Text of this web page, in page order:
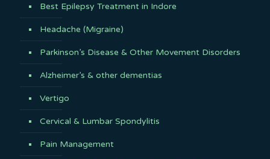
Best Epilepsy Treatment in Indore
Headache (Migraine)
Parkinson’s Disease & Other Movement Disorders
Alzheimer’s & other dementias
Vertigo
Cervical & Lumbar Spondylitis
Pain Management